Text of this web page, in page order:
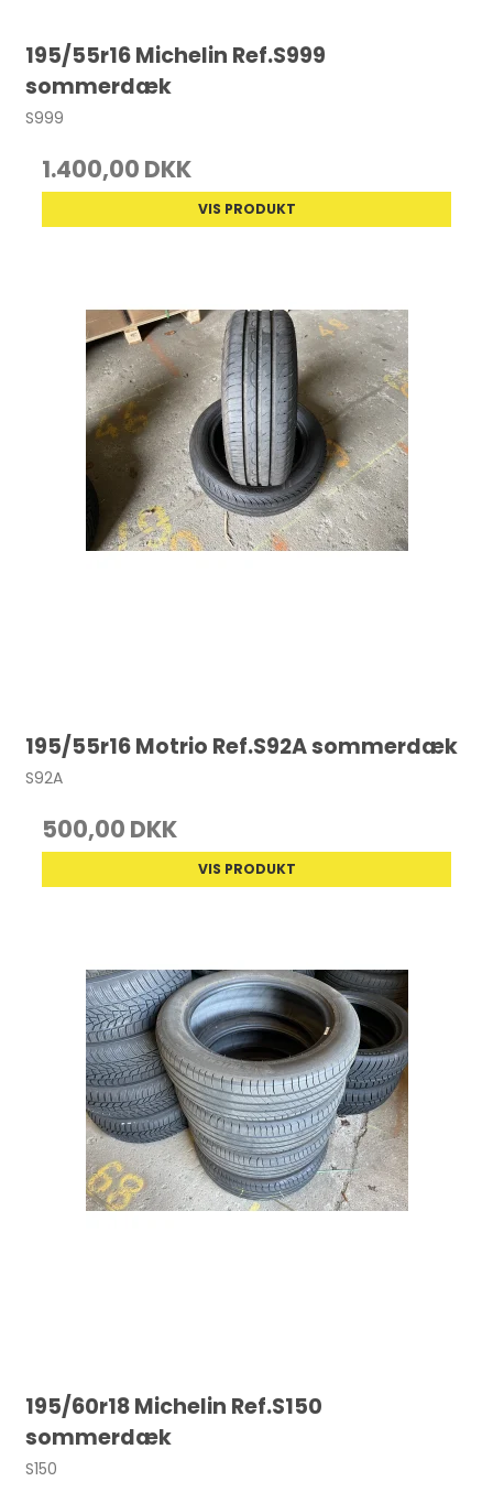
195/55r16 Michelin Ref.S999
sommerdæk
S999
1.400,00 DKK
VIS PRODUKT
195/55r16 Motrio Ref.S92A sommerdæk
S92A
500,00 DKK
VIS PRODUKT
195/60r18 Michelin Ref.S150
sommerdæk
S150